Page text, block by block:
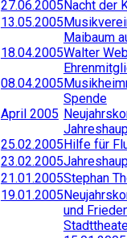
27.06.2005Nacht der
13.05.2005
Maibaum
18.04.2005Walter
08.04.2005
Spende
April 2005
25.02.2005Hilfe für
23.02.2005
21.01.2005Stephan
19.01.2005
und